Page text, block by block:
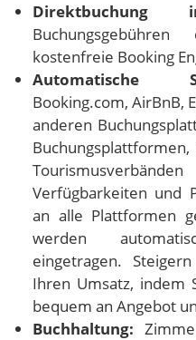
kostenfreie Booking
Automatische
Booking.com, AirBnB,
anderen
Verfügbarkeiten und
an alle Plattformen
werden
eingetragen.
Ihren Umsatz, indem
bequem an Angebot
Buchhaltung: